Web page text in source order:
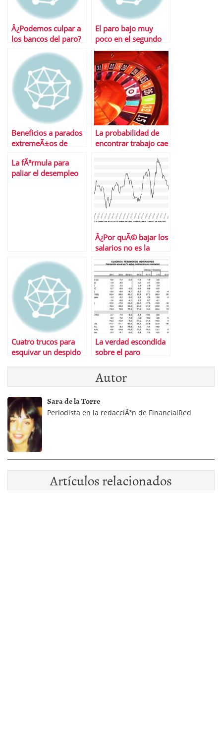
Â¿Podemos culpar a
los bancos del paro?
El paro bajo muy
poco en el segundo
trimestre del aÃ±o
Beneficios a parados
extremeÃ±os de
La probabilidad de
encontrar trabajo cae
La fÃ³rmula para
paliar el desempleo
Â¿Por quÃ© bajar los
salarios no es la
soluciÃ³n a la crisis?
Cuatro trucos para
esquivar un despido
La verdad escondida
sobre el paro
Autor
Sara de la Torre
Periodista en la redacciÃ³n de FinancialRed
Artículos relacionados